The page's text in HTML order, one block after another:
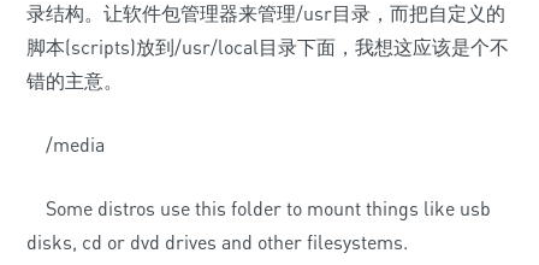
录结构。让软件包管理器来管理/usr目录，而把自定义的
脚本(scripts)放到/usr/local目录下面，我想这应该是个不
错的主意。
/media
Some distros use this folder to mount things like usb
disks, cd or dvd drives and other filesystems.